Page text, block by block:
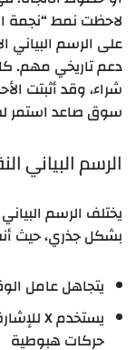
لاحظت نمط
دعم تاريخي مهم.
شراء، وقد أثبتت
سوق صاعد استمر
الرسم البياني
يختلف الرسم
بشكل جذري، حيث
يتجاهل عامل
حركات هبوطية